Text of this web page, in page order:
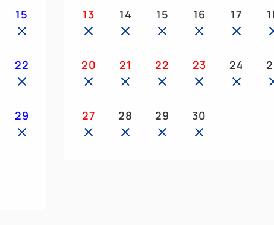
●ルームアメニティ●
・バスローブ
※ローズのアロマがほのかに香るお部屋をお楽し
・ロクシタン シャンプー
・ロクシタン コンディショナー
15
22
29
13 14 15 16 17
20 21 22 23 24
27 28 29 30